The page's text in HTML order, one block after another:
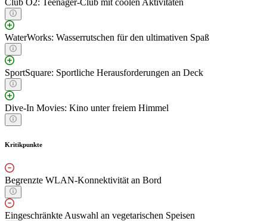
WaterWorks: Wasserrutschen für den ultimativen Spaß
SportSquare: Sportliche Herausforderungen an Deck
Dive-In Movies: Kino unter freiem Himmel
Kritikpunkte
Begrenzte WLAN-Konnektivität an Bord
Eingeschränkte Auswahl an vegetarischen Speisen